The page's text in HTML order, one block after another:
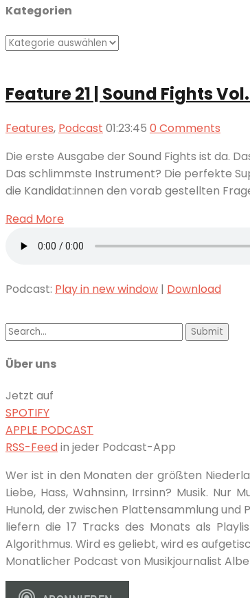
Kategorien
Kategorien
Feature 21 | Sound Fights
Features, Podcast 01:23:45 0 Comments
Die erste Ausgabe der Sound Fights ist da.
Das schlimmste Instrument? Die perfekte
die Kandidat:innen den vorab gestellten
Read More
Podcast: Play in new window | Download
Search
Über uns
Jetzt auf
SPOTIFY
APPLE PODCAST
RSS-Feedin jeder Podcast-App
Wer ist in den Monaten der größten
Liebe, Hass, Wahnsinn, Irrsinn? Musik.
Hunold, der zwischen Plattensammlung und
liefern die 17 Tracks des Monats als
Algorithmus. Wird es geliebt, wird es
Monatlicher Podcast von Musikjournalist